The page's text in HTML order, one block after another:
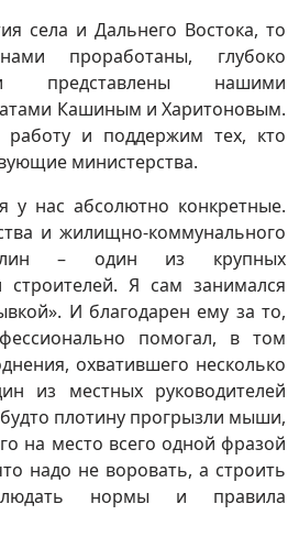
села и Дальнего Востока, то
проработаны, глубоко
представлены нашими
Кашиным и Харитоновым.
и поддержим тех, кто
министерства.
у нас абсолютно конкретные.
и жилищно-коммунального
– один из крупных
строителей. Я сам занимался
И благодарен ему за то,
помогал, в том
охватившего несколько
из местных руководителей
плотину прогрызли мыши,
на место всего одной фразой
надо не воровать, а строить
нормы и правила